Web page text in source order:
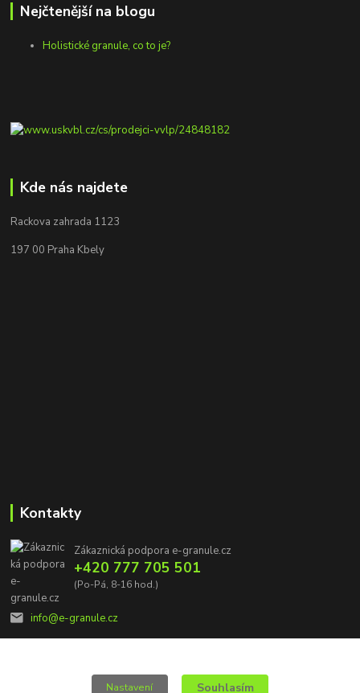
Nejčtenější na blogu
Holistické granule, co to je?
Kde nás najdete
Rackova zahrada 1123
197 00 Praha Kbely
Kontakty
Zákaznická podpora e-granule.cz
+420 777 705 501
(Po-Pá, 8-16 hod.)
info@e-granule.cz
Nastavení Souhlasím